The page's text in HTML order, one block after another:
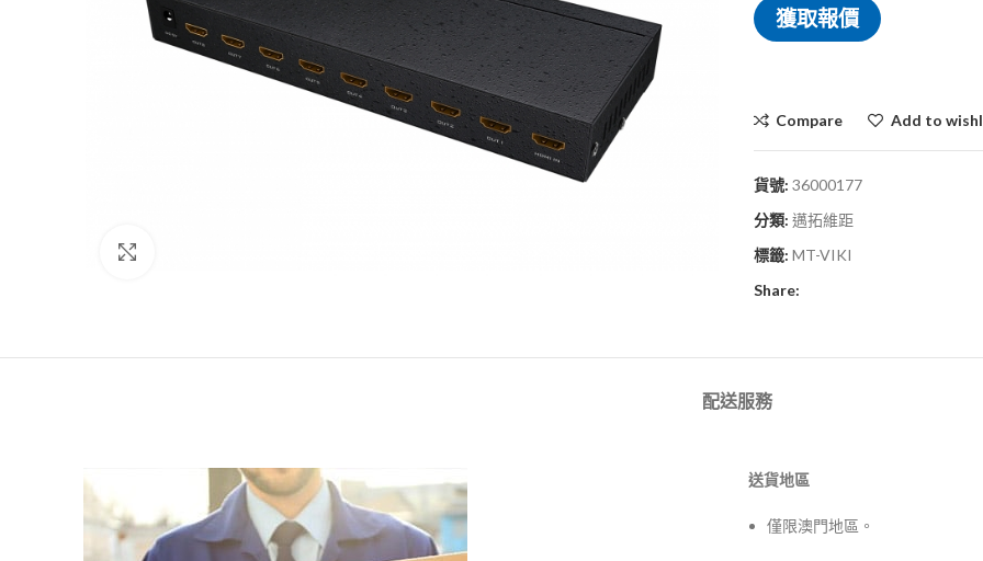
獲取報價
Compare Add to
貨號: 36000177
分類: 邁拓維距
標籤: MT-VIKI
Share:
配送服務
送貨地區
僅限澳門地區。